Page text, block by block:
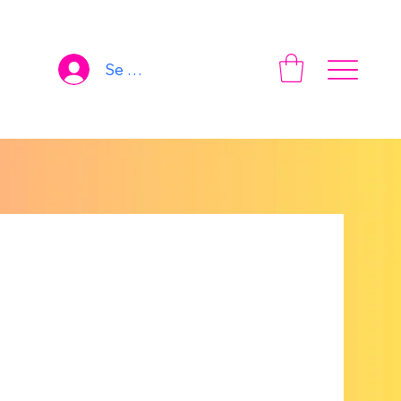
Se connecter